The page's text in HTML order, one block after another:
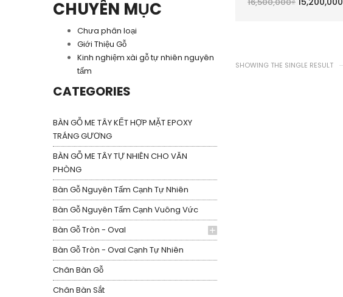
CHUYÊN MỤC
Chưa phân loại
Giới Thiệu Gỗ
Kinh nghiệm xài gỗ tự nhiên nguyên
tấm
CATEGORIES
BÀN GỖ ME TÂY KẾT HỢP MẶT EPOXY
TRÁNG GƯƠNG
BÀN GỖ ME TÂY TỰ NHIÊN CHO VĂN
PHÒNG
Bàn Gỗ Nguyên Tấm Cạnh Tự Nhiên
Bàn Gỗ Nguyên Tấm Cạnh Vuông Vức
Bàn Gỗ Tròn - Oval
Bàn Gỗ Tròn - Oval Cạnh Tự Nhiên
Chân Bàn Gỗ
Chân Bàn Sắt
SHOWING THE SINGLE RESULT